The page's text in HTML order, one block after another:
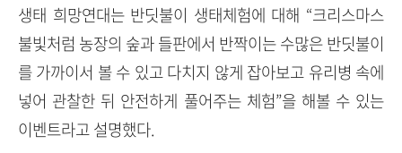
생태 희망연대는 반딧불이 생태체험에 대해 “크리스마스
불빛처럼 농장의 숲과 들판에서 반짝이는 수많은 반딧불이
를 가까이서 볼 수 있고 다치지 않게 잡아보고 유리병 속에
넣어 관찰한 뒤 안전하게 풀어주는 체험”을 해볼 수 있는
이벤트라고 설명했다.